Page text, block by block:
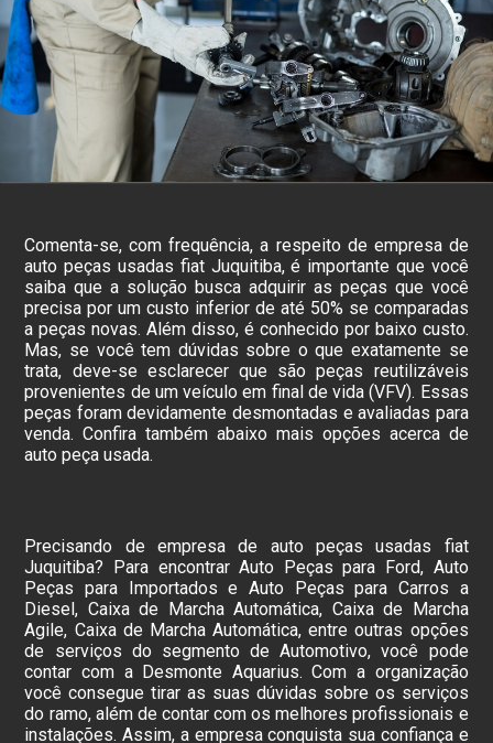
Comenta-se, com frequência, a respeito de empresa de
auto peças usadas fiat Juquitiba, é importante que você
saiba que a solução busca adquirir as peças que você
precisa por um custo inferior de até 50% se comparadas
a peças novas. Além disso, é conhecido por baixo custo.
Mas, se você tem dúvidas sobre o que exatamente se
trata, deve-se esclarecer que são peças reutilizáveis
provenientes de um veículo em final de vida (VFV). Essas
peças foram devidamente desmontadas e avaliadas para
venda. Confira também abaixo mais opções acerca de
auto peça usada.
Precisando de empresa de auto peças usadas fiat
Juquitiba? Para encontrar Auto Peças para Ford, Auto
Peças para Importados e Auto Peças para Carros a
Diesel, Caixa de Marcha Automática, Caixa de Marcha
Agile, Caixa de Marcha Automática, entre outras opções
de serviços do segmento de Automotivo, você pode
contar com a Desmonte Aquarius. Com a organização
você consegue tirar as suas dúvidas sobre os serviços
do ramo, além de contar com os melhores profissionais e
instalações. Assim, a empresa conquista sua confiança e